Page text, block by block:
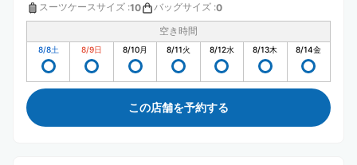
スーツケースサイズ :10 バッグサイズ :0
空き時間
8/8土 8/9日 8/10月 8/11火 8/12水 8/13木 8/14金
この店舗を予約する